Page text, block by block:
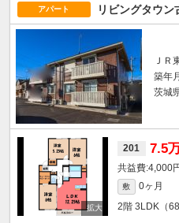
アパート リビングタウン
ＪＲ
築年
茨城
201 7.5
4,000
敷 0ヶ月
2階 3LDK（